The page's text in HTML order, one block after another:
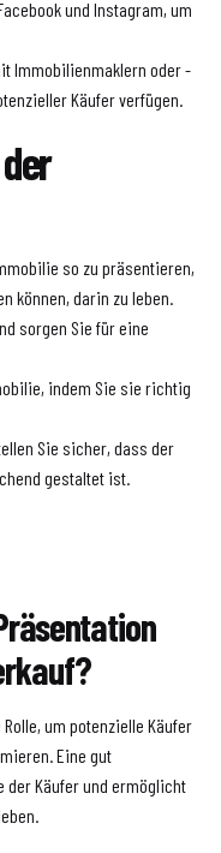
und Instagram, um
Immobilienmaklern oder -
Käufer verfügen.
so zu präsentieren,
können, darin zu leben.
sorgen Sie für eine
indem Sie sie richtig
Sie sicher, dass der
gestaltet ist.
um potenzielle Käufer
Eine gut
Käufer und ermöglicht